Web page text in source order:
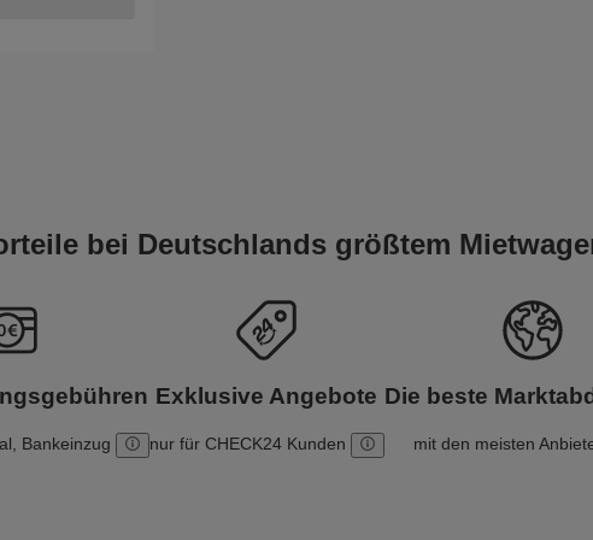
bei Deutschlands größtem
Bankeinzug
Exklusive Angebote
nur für CHECK24 Kunden
Die beste
mit den meisten